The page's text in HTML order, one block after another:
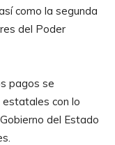
como la segunda
del Poder
pagos se
estatales con lo
del Estado